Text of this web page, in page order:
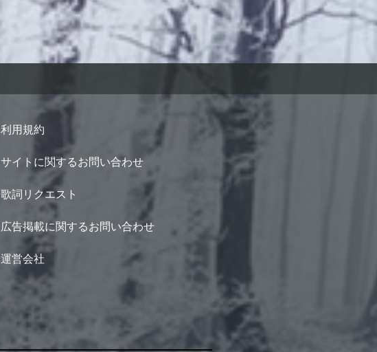
利用規約
サイトに関するお問い合わせ
歌詞リクエスト
広告掲載に関するお問い合わせ
運営会社